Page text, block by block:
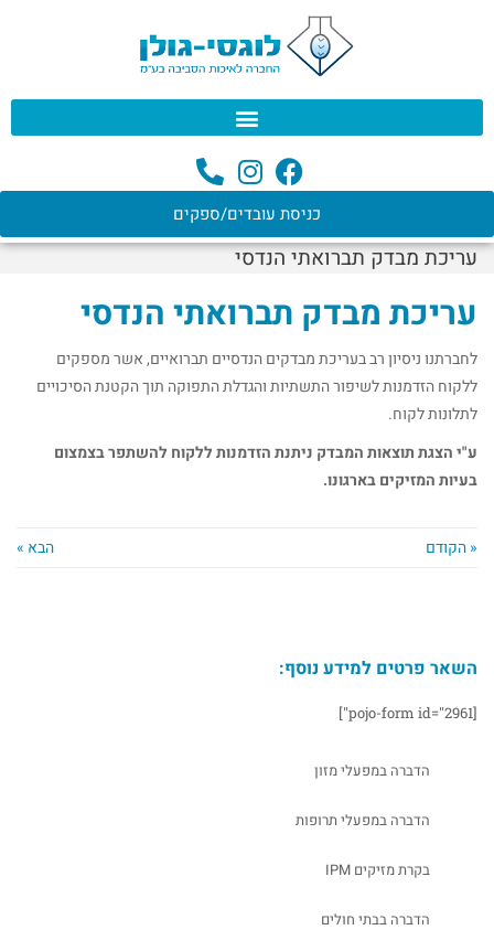
כניסת עובדים/ספקים
עריכת מבדק תברואתי הנדסי
עריכת מבדק תברואתי הנדסי
לחברתנו ניסיון רב בעריכת מבדקים הנדסיים תברואיים, אשר מספקים
ללקוח הזדמנות לשיפור התשתיות והגדלת התפוקה תוך הקטנת הסיכויים
לתלונות לקוח.
ע"י הצגת תוצאות המבדק ניתנת הזדמנות ללקוח להשתפר בצמצום
בעיות המזיקים בארגונו.
« הקודם הבא »
השאר פרטים למידע נוסף:
[pojo-form id="2961"]
הדברה במפעלי מזון
הדברה במפעלי תרופות
בקרת מזיקים IPM
הדברה בבתי חולים